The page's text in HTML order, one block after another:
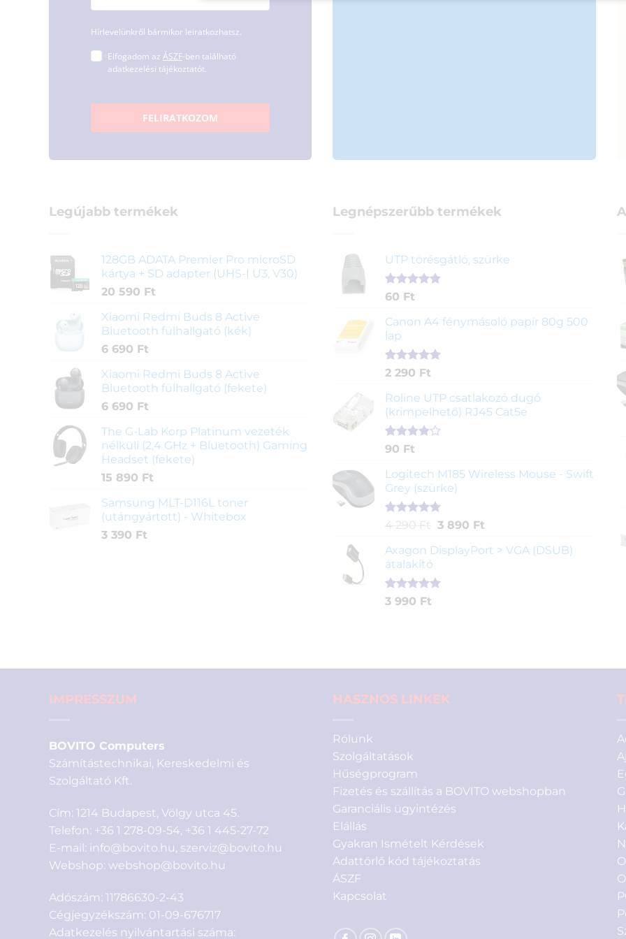
Hírlevelünkről bármikor leiratkozhatsz.
Elfogadom az ÁSZF-ben található
adatkezelési tájékoztatót.
FELIRATKOZOM
Legújabb termékek
128GB ADATA Premier Pro microSD
kártya + SD adapter (UHS-I U3, V30)
20 590 Ft
Xiaomi Redmi Buds 8 Active
Bluetooth fülhallgató (kék)
6 690 Ft
Xiaomi Redmi Buds 8 Active
Bluetooth fülhallgató (fekete)
6 690 Ft
The G-Lab Korp Platinum vezeték
nélküli (2,4 GHz + Bluetooth) Gaming
Headset (fekete)
15 890 Ft
Samsung MLT-D116L toner
(utángyártott) - Whitebox
3 390 Ft
Legnépszerűbb termékek
UTP törésgátló, szürke
Értékelés
ből,
1
értékelés
alapján
60 Ft
Canon A4 fénymásoló papír 80g 500
lap
Értékelés
ből,
2
értékelés
alapján
2 290 Ft
Roline UTP csatlakozó dugó
(krimpelhető) RJ45 Cat5e
Értékelés
5-ből,
2
értékelés
alapján
90 Ft
Logitech M185 Wireless Mouse - Swift
Grey (szürke)
Értékelés
ből,
1
értékelés
alapján
4 290 Ft Original
was:
290 Ft.
3 890 FtCurrent
is:
Axagon DisplayPort > VGA (DSUB)
átalakító
Értékelés
1
3 990 Ft
IMPRESSZUM
BOVITO Computers
Számítástechnikai, Kereskedelmi és
Szolgáltató Kft.
Cím: 1214 Budapest, Völgy utca 45.
Telefon: +36 1 278-09-54, +36 1 445-27-72
E-mail: info@bovito.hu, szerviz@bovito.hu
Webshop: webshop@bovito.hu
Adószám: 11786630-2-43
Cégjegyzékszám: 01-09-676717
Adatkezelés nyilvántartási száma:
HASZNOS LINKEK
Rólunk
Szolgáltatások
Hűségprogram
Fizetés és szállítás a BOVITO webshopban
Garanciális ügyintézés
Elállás
Gyakran Ismételt Kérdések
Adattörlő kód tájékoztatás
ÁSZF
Kapcsolat